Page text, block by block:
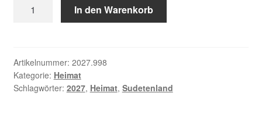
gestern
In den Warenkorb
Artikelnummer: 2027.998
Kategorie: Heimat
Schlagwörter: 2027, Heimat, Sudetenland